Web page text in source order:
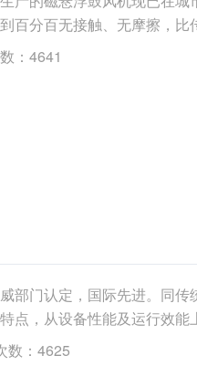
百分百无接触、无摩擦，
具体表现在：......
：4641
部门认定，国际先进。同
点，从设备性能及运行效
应的售后服务优势。......
数：4625